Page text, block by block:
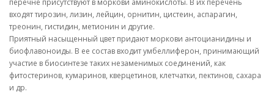
перечне присутствуют в моркови аминокислоты. В их перечень
входят тирозин, лизин, лейцин, орнитин, цистеин, аспарагин,
треонин, гистидин, метионин и другие.
Приятный насыщенный цвет придают моркови антоцианидины и
биофлавоноиды. В ее состав входит умбеллиферон, принимающий
участие в биосинтезе таких незаменимых соединений, как
фитостеринов, кумаринов, кверцетинов, клетчатки, пектинов, сахара
и др.